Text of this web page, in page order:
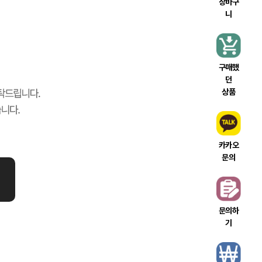
니
구매했
던
상품
카카오
문의
문의하
기